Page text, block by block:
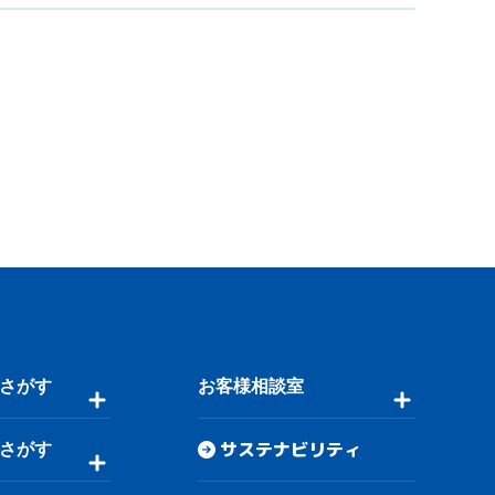
がす
がす
お客様相談室
サステナビリティ